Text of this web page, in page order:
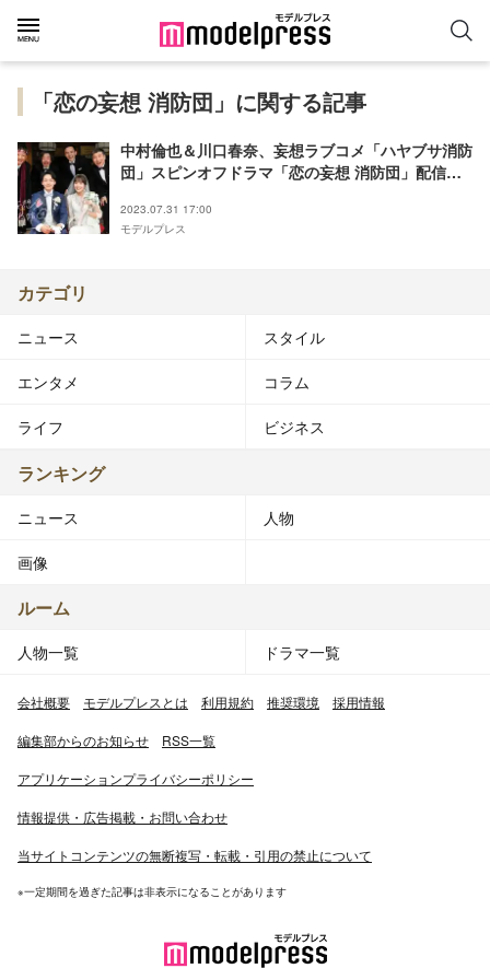
「恋の妄想 消防団」に関する記事
中村倫也＆川口春奈、妄想ラブコメ「ハヤブサ消防
団」スピンオフドラマ「恋の妄想 消防団」配信決
2023.07.31 17:00
モデルプレス
カテゴリ
ニュース スタイル
エンタメ コラム
ライフ ビジネス
ランキング
ニュース 人物
画像
ルーム
人物一覧 ドラマ一覧
会社概要 モデルプレスとは 利用規約 推奨環境 採用情報
編集部からのお知らせ RSS一覧
アプリケーションプライバシーポリシー
情報提供・広告掲載・お問い合わせ
当サイトコンテンツの無断複写・転載・引用の禁止について
※一定期間を過ぎた記事は非表示になることがあります